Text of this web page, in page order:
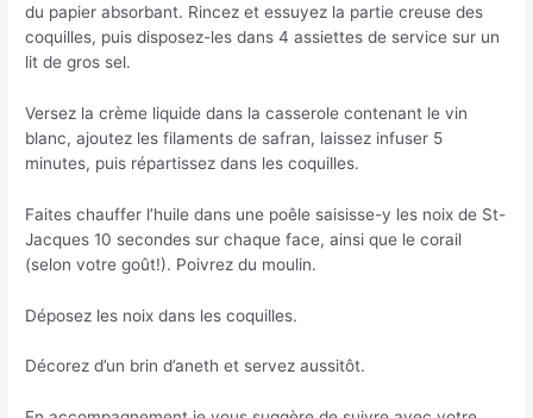
du papier absorbant. Rincez et essuyez la partie creuse des
coquilles, puis disposez-les dans 4 assiettes de service sur un
lit de gros sel.
Versez la crème liquide dans la casserole contenant le vin
blanc, ajoutez les filaments de safran, laissez infuser 5
minutes, puis répartissez dans les coquilles.
Faites chauffer l’huile dans une poêle saisisse-y les noix de St-
Jacques 10 secondes sur chaque face, ainsi que le corail
(selon votre goût!). Poivrez du moulin.
Déposez les noix dans les coquilles.
Décorez d’un brin d’aneth et servez aussitôt.